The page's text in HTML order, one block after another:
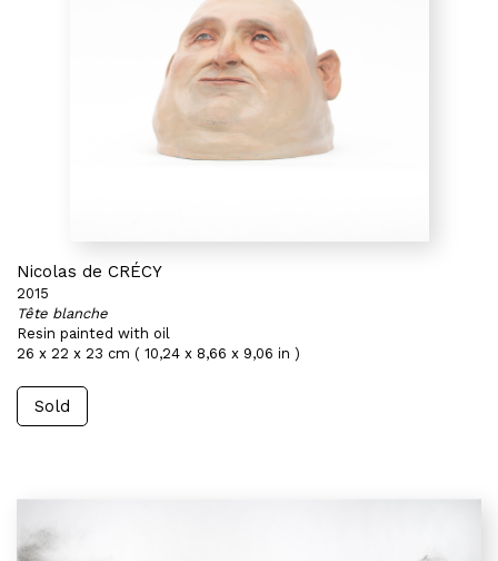
Nicolas de CRÉCY
2015
Tête blanche
Resin painted with oil
26 x 22 x 23 cm ( 10,24 x 8,66 x 9,06 in )
Sold